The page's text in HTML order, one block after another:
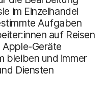
im Einzelhandel
Aufgaben
auf Reisen
Geräte
bleiben und immer
Diensten